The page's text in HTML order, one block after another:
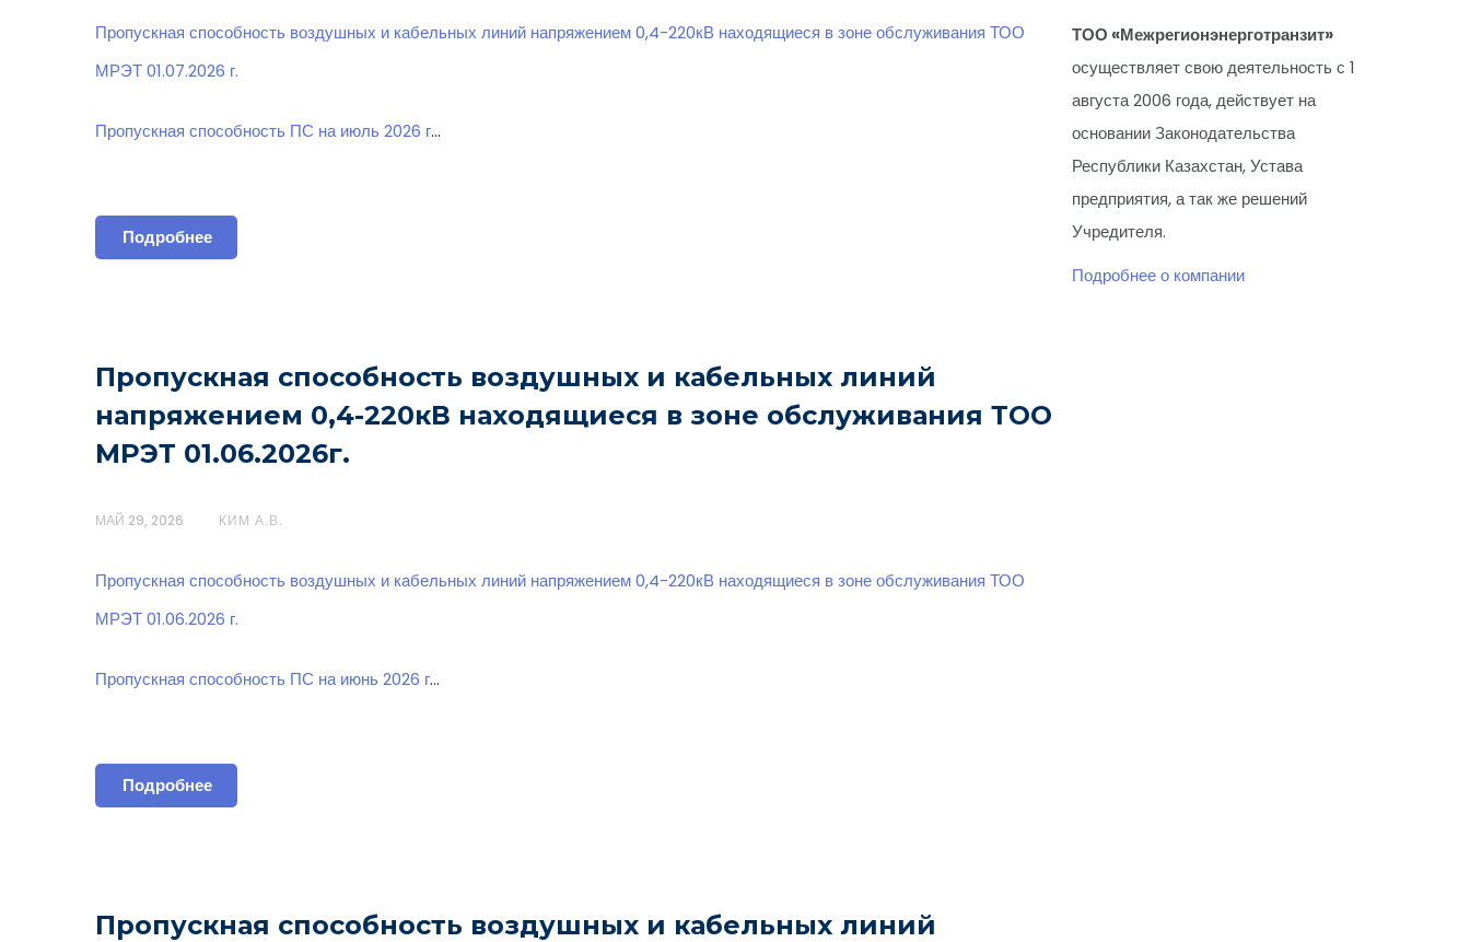
Пропускная способность воздушных и кабельных линий напряжением 0,4-220кВ находящиеся в зоне обслуживания ТОО
МРЭТ 01.07.2026 г.
Пропускная способность ПС на июль 2026 г…
Подробнее
Пропускная способность воздушных и кабельных линий
напряжением 0,4-220кВ находящиеся в зоне обслуживания ТОО
МРЭТ 01.06.2026г.
МАЙ 29, 2026 КИМ А.В.
Пропускная способность воздушных и кабельных линий напряжением 0,4-220кВ находящиеся в зоне обслуживания ТОО
МРЭТ 01.06.2026 г.
Пропускная способность ПС на июнь 2026 г…
Подробнее
Пропускная способность воздушных и кабельных линий
ТОО «Межрегионэнерготранзит»
осуществляет свою деятельность с 1
августа 2006 года, действует на
основании Законодательства
Республики Казахстан, Устава
предприятия, а так же решений
Учредителя.
Подробнее о компании